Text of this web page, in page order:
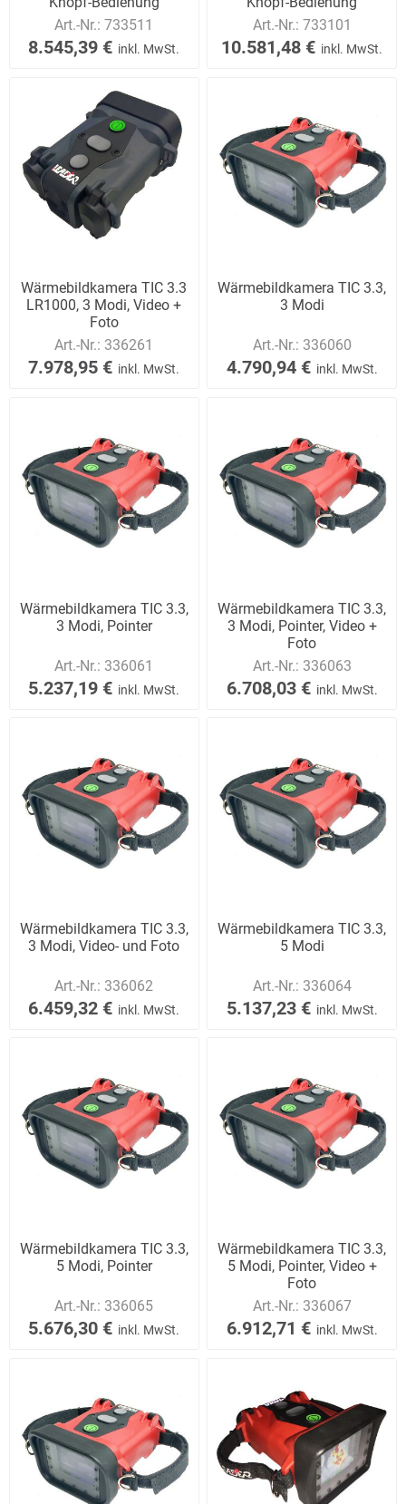
Art.-Nr.:733511
8.545,39 € inkl. MwSt.
Art.-Nr.: 733101
10.581,48 € inkl. MwSt.
Wärmebildkamera TIC 3.3
LR1000, 3 Modi, Video +
Foto
Art.-Nr.: 336261
7.978,95 € inkl. MwSt.
Wärmebildkamera TIC 3.3,
3 Modi
Art.-Nr.: 336060
4.790,94 € inkl. MwSt.
Wärmebildkamera TIC 3.3,
3 Modi, Pointer
Art.-Nr.: 336061
5.237,19 € inkl. MwSt.
Wärmebildkamera TIC 3.3,
3 Modi, Pointer, Video +
Foto
Art.-Nr.: 336063
6.708,03 € inkl. MwSt.
Wärmebildkamera TIC 3.3,
3 Modi, Video- und Foto
Art.-Nr.: 336062
6.459,32 € inkl. MwSt.
Wärmebildkamera TIC 3.3,
5 Modi
Art.-Nr.: 336064
5.137,23 € inkl. MwSt.
Wärmebildkamera TIC 3.3,
5 Modi, Pointer
Art.-Nr.: 336065
5.676,30 € inkl. MwSt.
Wärmebildkamera TIC 3.3,
5 Modi, Pointer, Video +
Foto
Art.-Nr.: 336067
6.912,71 € inkl. MwSt.